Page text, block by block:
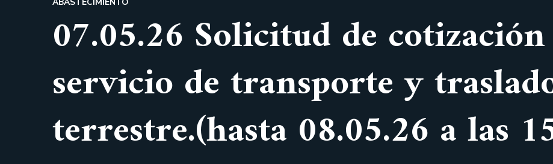
07.05.26 Solicitud de
servicio de transporte y
terrestre.(hasta 08.05.26 a las